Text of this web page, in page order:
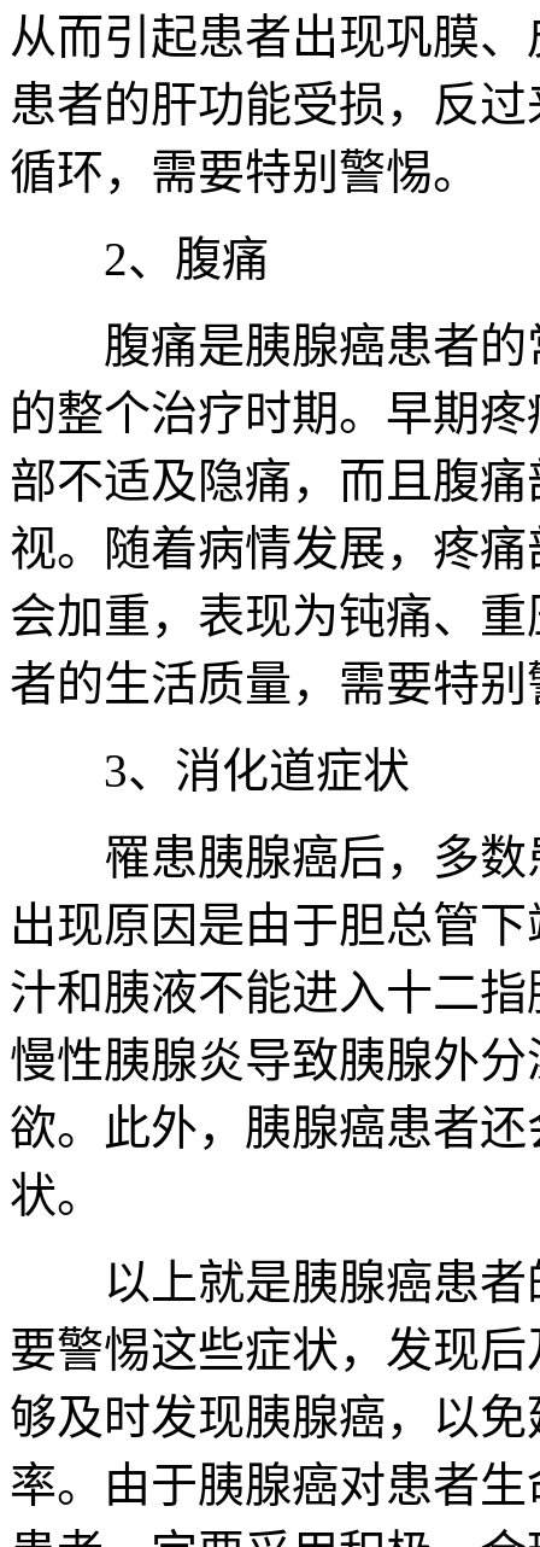
从而引起患者出现巩膜
患者的肝功能受损，反
循环，需要特别警惕。
2、腹痛
腹痛是胰腺癌患者的
的整个治疗时期。早期
部不适及隐痛，而且腹
视。随着病情发展，疼
会加重，表现为钝痛、
者的生活质量，需要特别
3、消化道症状
罹患胰腺癌后，多数
出现原因是由于胆总管
汁和胰液不能进入十二
慢性胰腺炎导致胰腺外
欲。此外，胰腺癌患者
状。
以上就是胰腺癌患者
要警惕这些症状，发现
够及时发现胰腺癌，以
率。由于胰腺癌对患者